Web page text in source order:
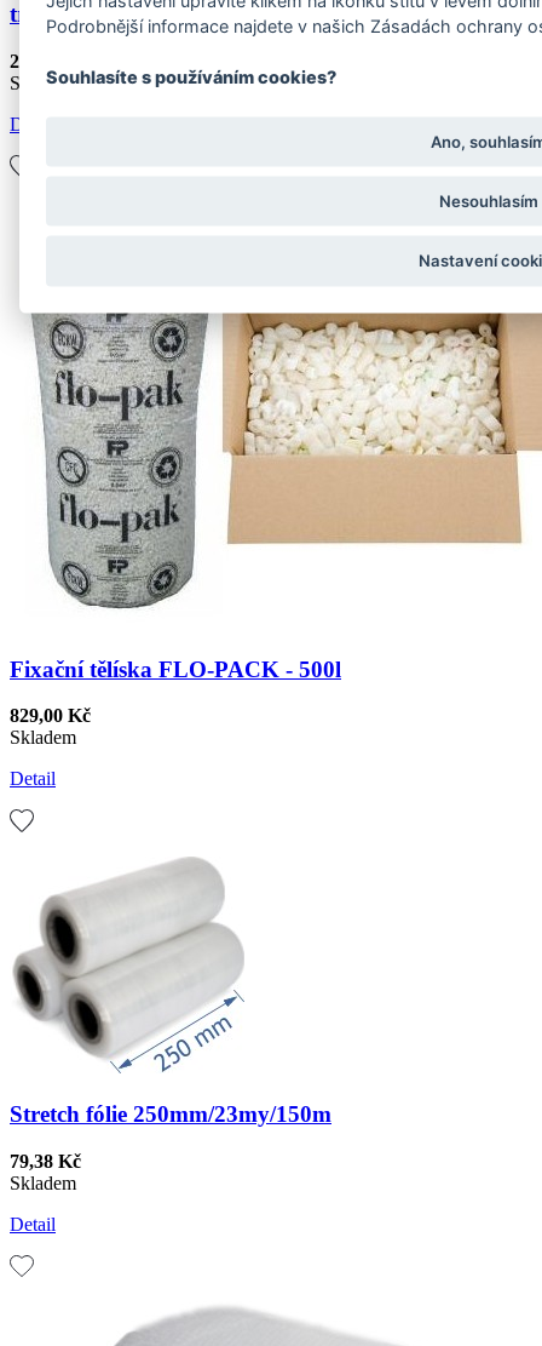
transparentní
21,70 Kč
Skladem
Detail
Fixační tělíska FLO-PACK - 500l
829,00 Kč
Skladem
Detail
Stretch fólie 250mm/23my/150m
79,38 Kč
Skladem
Detail
Podrobnější informace najdete v našich Zásadách ochrany
Souhlasíte s používáním cookies?
Ano,
Nesouhlasím
Nastavení